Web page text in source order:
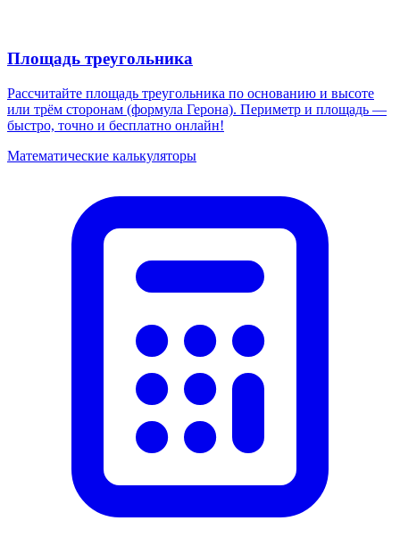
Площадь треугольника
Рассчитайте площадь треугольника по основанию и высоте
или трём сторонам (формула Герона). Периметр и площадь —
быстро, точно и бесплатно онлайн!
Математические калькуляторы